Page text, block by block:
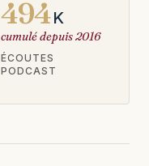
494K
cumulé depuis 2016
ÉCOUTES
PODCAST